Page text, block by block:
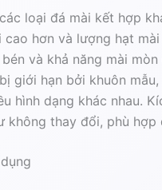
loại đá mài kết hợp
cao hơn và lượng hạt
và khả năng mài mòn
giới hạn bởi khuôn
hình dạng khác nhau.
không thay đổi, phù